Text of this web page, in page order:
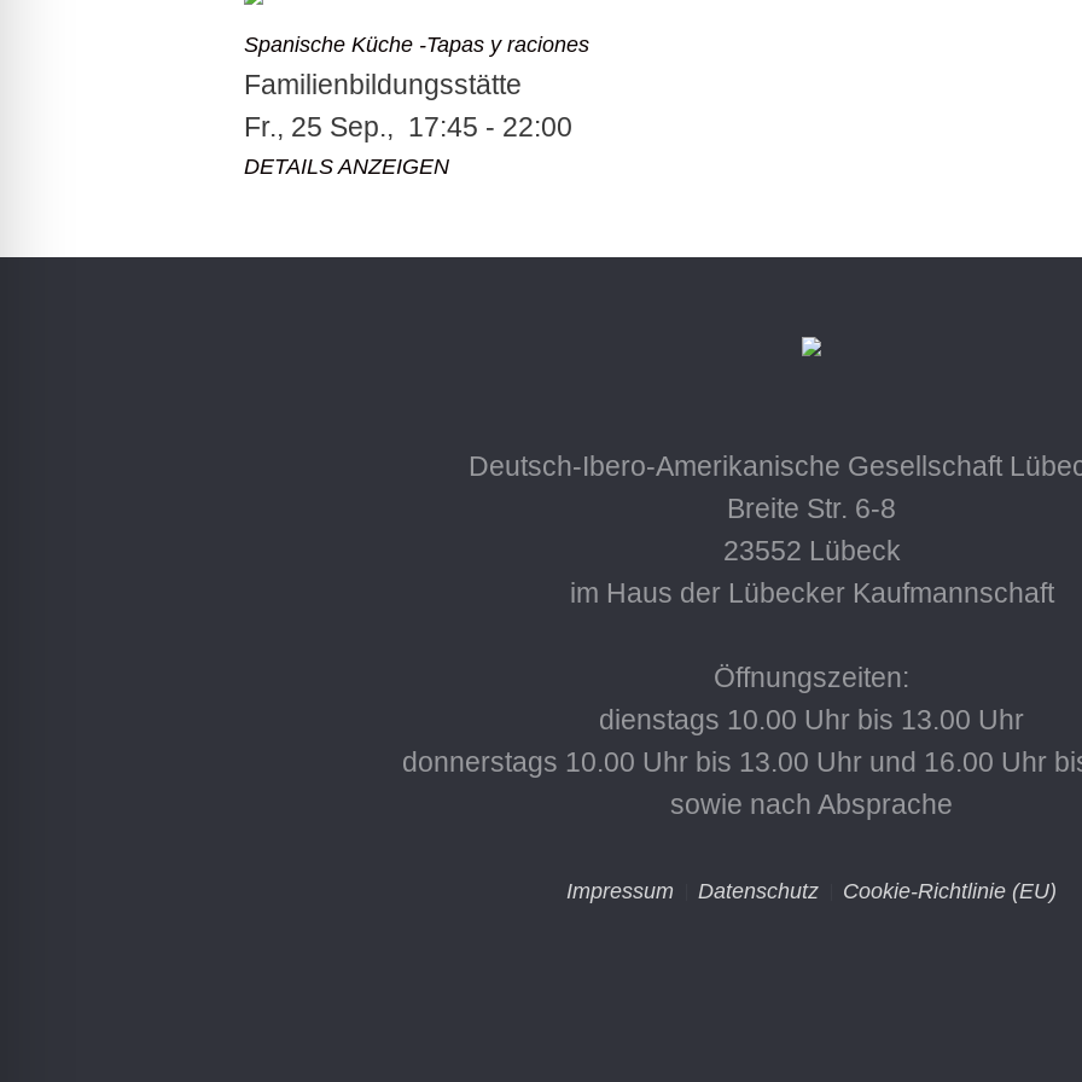
Spanische Küche -Tapas y raciones
Familienbildungsstätte
Fr., 25 Sep., 17:45 - 22:00
DETAILS ANZEIGEN
Deutsch-Ibero-Amerikanische Gesellschaft
Breite Str. 6-8
23552 Lübeck
im Haus der Lübecker Kaufmannschaft
Öffnungszeiten:
dienstags 10.00 Uhr bis 13.00 Uhr
donnerstags 10.00 Uhr bis 13.00 Uhr und 16.00 Uhr
sowie nach Absprache
Impressum Datenschutz Cookie-Richtlinie (EU)